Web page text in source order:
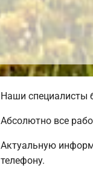
Наши специалисты
Абсолютно все
Актуальную
телефону.